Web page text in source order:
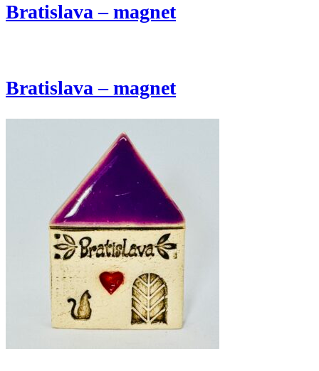
Bratislava – magnet
Bratislava – magnet